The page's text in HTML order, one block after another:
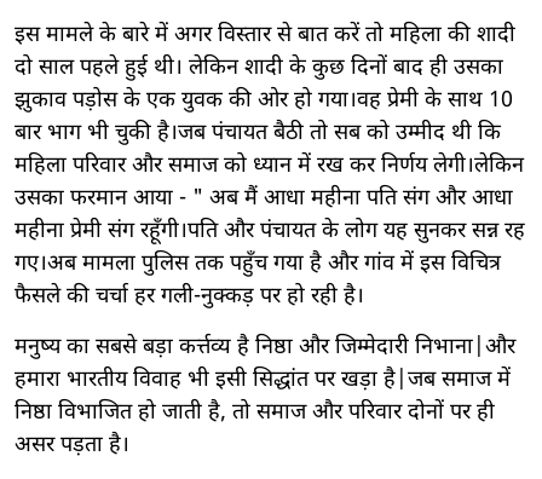
इस मामले के बारे में अगर विस्तार से बात करें तो महिला की शादी
दो साल पहले हुई थी। लेकिन शादी के कुछ दिनों बाद ही उसका
झुकाव पड़ोस के एक युवक की ओर हो गया।वह प्रेमी के साथ 10
बार भाग भी चुकी है।जब पंचायत बैठी तो सब को उम्मीद थी कि
महिला परिवार और समाज को ध्यान में रख कर निर्णय लेगी।लेकिन
उसका फरमान आया - " अब मैं आधा महीना पति संग और आधा
महीना प्रेमी संग रहूँगी।पति और पंचायत के लोग यह सुनकर सन्न रह
गए।अब मामला पुलिस तक पहुँच गया है और गांव में इस विचित्र
फैसले की चर्चा हर गली-नुक्कड़ पर हो रही है।
मनुष्य का सबसे बड़ा कर्त्तव्य है निष्ठा और जिम्मेदारी निभाना|और
हमारा भारतीय विवाह भी इसी सिद्धांत पर खड़ा है|जब समाज में
निष्ठा विभाजित हो जाती है, तो समाज और परिवार दोनों पर ही
असर पड़ता है।